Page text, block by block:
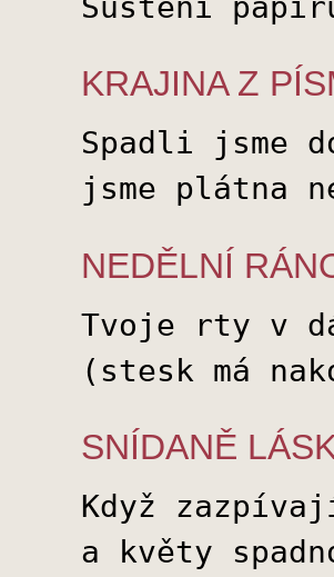
KRAJINA Z
Spadli jsme
jsme plátna
NEDĚLNÍ
Tvoje rty v
(stesk má
SNÍDANĚ
Když
a květy